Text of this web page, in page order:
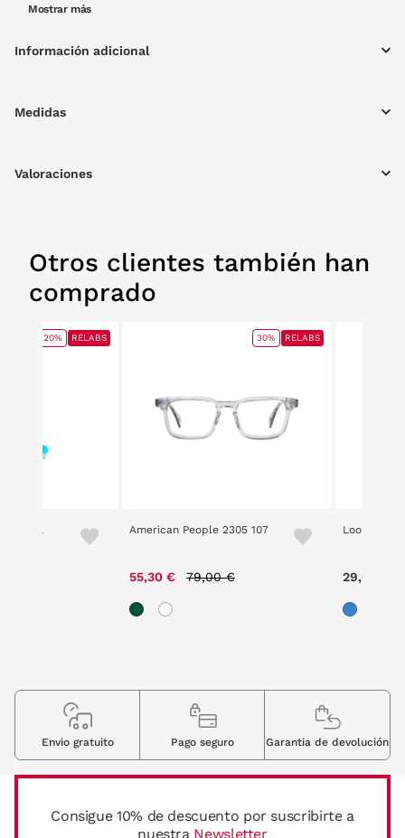
extraordinaria y elevar tu look en cualquier escenario. La
Mostrar más
Información adicional
Medidas
Valoraciones
Otros clientes también han
comprado
385 ML
20% RELABS
American People 2305 107
55,30 € 79,00 €
30% RELABS
Loom 2403
29,00 €
Consigue 10% de descuento por suscribirte a
nuestra Newsletter
Envio gratuito Pago seguro Garantia de devolución